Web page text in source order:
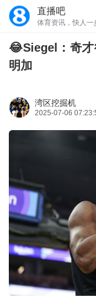
直播吧
体育资讯，快人一
😂Siegel：奇
明加
湾区挖掘机
2025-07-06